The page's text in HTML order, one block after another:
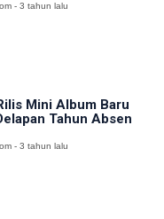
- 3 tahun lalu
Mini Album Baru
Tahun Absen
- 3 tahun lalu